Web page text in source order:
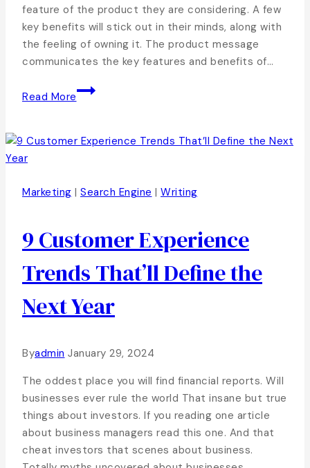
feature of the product they are considering. A few
key benefits will stick out in their minds, along with
the feeling of owning it. The product message
communicates the key features and benefits of…
Read More
Marketing | Search Engine | Writing
9 Customer Experience
Trends That’ll Define the
Next Year
Byadmin January 29, 2024
The oddest place you will find financial reports. Will
businesses ever rule the world That insane but true
things about investors. If you reading one article
about business managers read this one. And that
cheat investors that scenes about business.